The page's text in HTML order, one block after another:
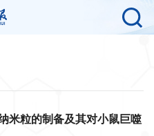
米粒的制备及其对小鼠巨噬